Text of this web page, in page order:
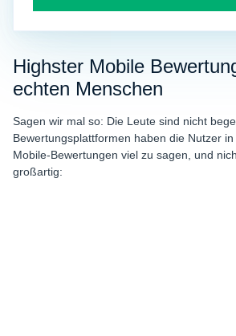
Highster Mobile
echten Menschen
Sagen wir mal so: Die Leute sind nicht
Bewertungsplattformen haben die Nutzer
Mobile-Bewertungen viel zu sagen, und
großartig: